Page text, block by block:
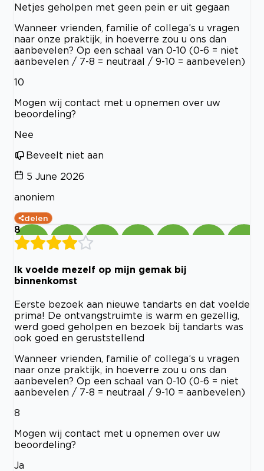
Netjes geholpen met geen pein er uit gegaan
Wanneer vrienden, familie of collega’s u vragen
naar onze praktijk, in hoeverre zou u ons dan
aanbevelen? Op een schaal van 0-10 (0-6 = niet
aanbevelen / 7-8 = neutraal / 9-10 = aanbevelen)
10
Mogen wij contact met u opnemen over uw
beoordeling?
Nee
Beveelt niet aan
5 June 2026
anoniem
delen
8
Ik voelde mezelf op mijn gemak bij
binnenkomst
Eerste bezoek aan nieuwe tandarts en dat voelde
prima! De ontvangstruimte is warm en gezellig,
werd goed geholpen en bezoek bij tandarts was
ook goed en geruststellend
Wanneer vrienden, familie of collega’s u vragen
naar onze praktijk, in hoeverre zou u ons dan
aanbevelen? Op een schaal van 0-10 (0-6 = niet
aanbevelen / 7-8 = neutraal / 9-10 = aanbevelen)
8
Mogen wij contact met u opnemen over uw
beoordeling?
Ja